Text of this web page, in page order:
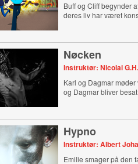
Buff og Cliff begynder
deres liv har været
Nøcken
Instruktør: Nicolai
Karl og Dagmar
og Dagmar bliver
Hypno
Instruktør: Albert
Emilie smager på den